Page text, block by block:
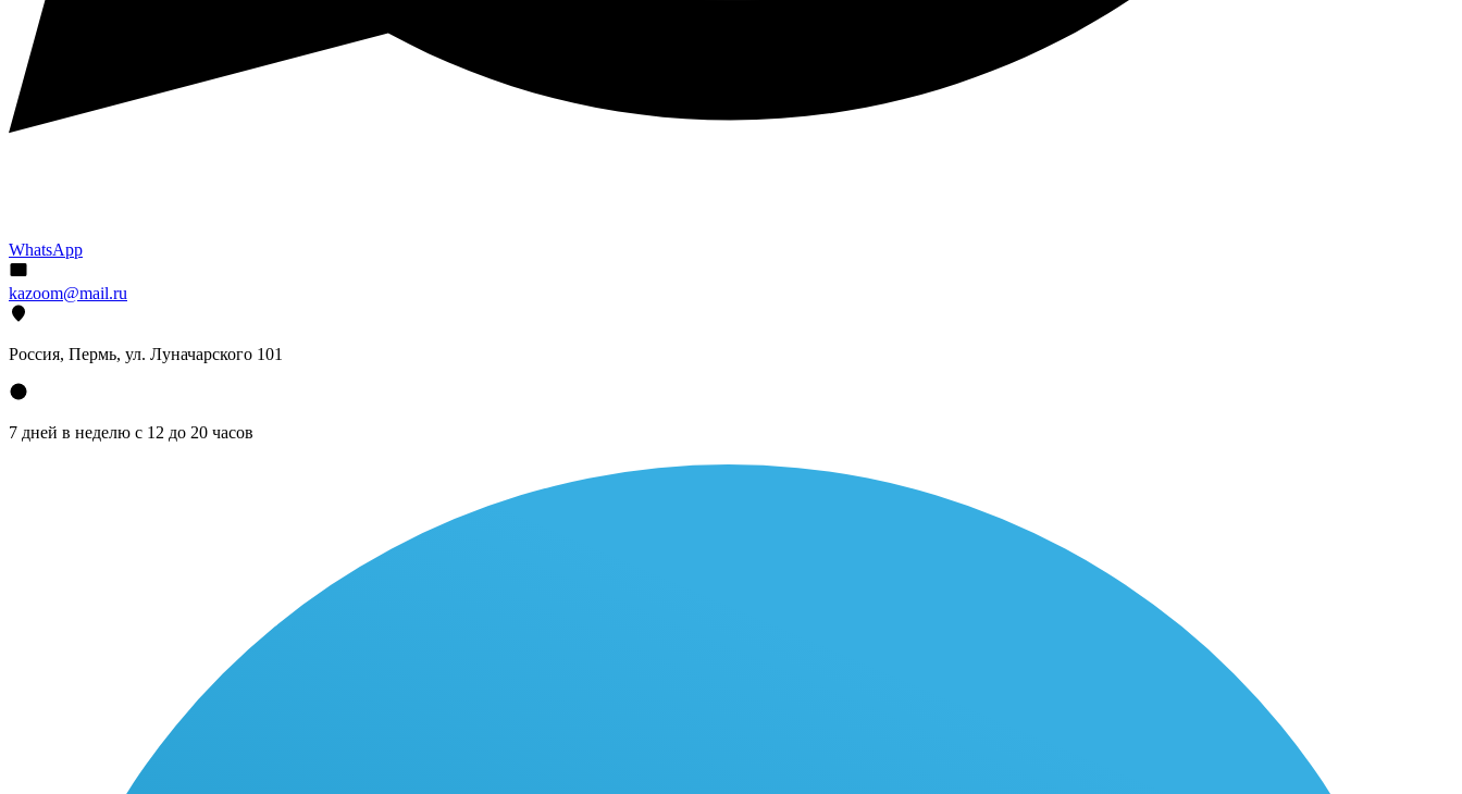
WhatsApp
kazoom@mail.ru
Россия, Пермь, ул. Луначарского 101
7 дней в неделю с 12 до 20 часов